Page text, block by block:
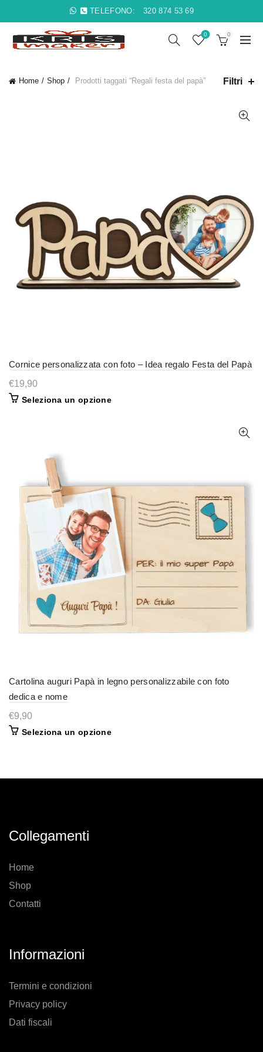
TELEFONO: 320 874 53 69
0 0
Home Shop Prodotti taggati “Regali festa del papà” Filtri
Cornice personalizzata con foto – Idea regalo Festa del Papà
€19,90
Seleziona un opzione
Cartolina auguri Papà in legno personalizzabile con foto
dedica e nome
€9,90
Seleziona un opzione
Collegamenti
Home
Shop
Contatti
Informazioni
Termini e condizioni
Privacy policy
Dati fiscali